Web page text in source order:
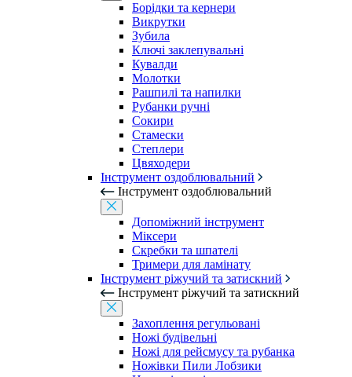
Борідки та кернери
Викрутки
Зубила
Ключі заклепувальні
Кувалди
Молотки
Рашпилі та напилки
Рубанки ручні
Сокири
Стамески
Степлери
Цвяходери
Інструмент оздоблювальний
Інструмент оздоблювальний
Допоміжний інструмент
Міксери
Скребки та шпателі
Тримери для ламінату
Інструмент ріжучий та затискний
Інструмент ріжучий та затискний
Захоплення регульовані
Ножі будівельні
Ножі для рейсмусу та рубанка
Ножівки Пили Лобзики